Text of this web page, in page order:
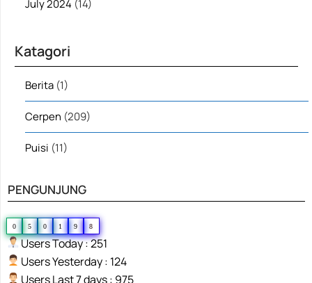
July 2024 (14)
Katagori
Berita (1)
Cerpen (209)
Puisi (11)
PENGUNJUNG
0 5 0 1 9 8
Users Today : 251
Users Yesterday : 124
Users Last 7 days : 975